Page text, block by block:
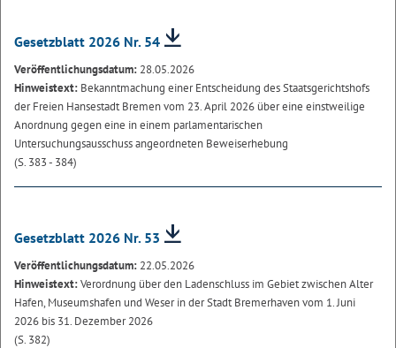
Gesetzblatt 2026 Nr. 54
Veröffentlichungsdatum: 28.05.2026
Hinweistext: Bekanntmachung einer Entscheidung des Staatsgerichtshofs
der Freien Hansestadt Bremen vom 23. April 2026 über eine einstweilige
Anordnung gegen eine in einem parlamentarischen
Untersuchungsausschuss angeordneten Beweiserhebung
(S. 383 - 384)
Gesetzblatt 2026 Nr. 53
Veröffentlichungsdatum: 22.05.2026
Hinweistext:Verordnung über den Ladenschluss im Gebiet zwischen Alter
Hafen, Museumshafen und Weser in der Stadt Bremerhaven vom 1. Juni
2026 bis 31. Dezember 2026
(S. 382)